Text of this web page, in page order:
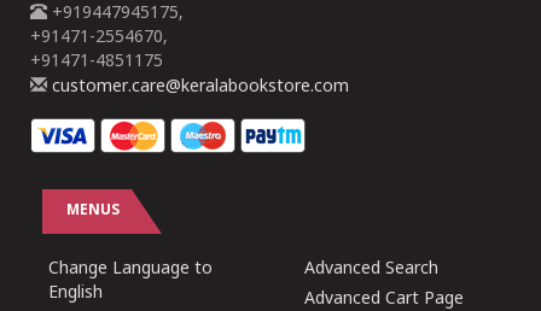
+919447945175,
+91471-2554670,
+91471-4851175
customer.care@keralabookstore.com
MENUS
Change Language to
English
Advanced Search
Advanced Cart Page